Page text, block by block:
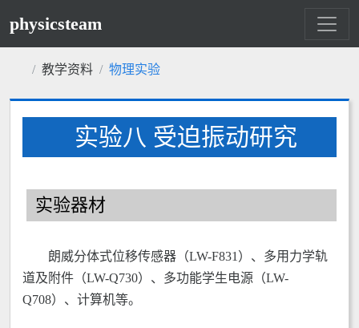
physicsteam
教学资料 物理实验
实验八 受迫振动研究
实验器材
朗威分体式位移传感器（LW-F831）、多用力学轨
道及附件（LW-Q730）、多功能学生电源（LW-
Q708）、计算机等。